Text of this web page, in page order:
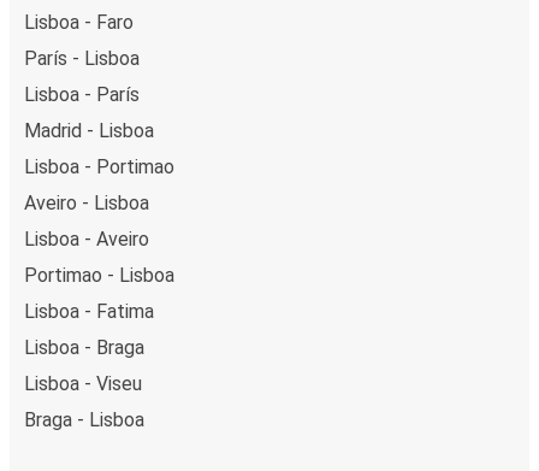
Lisboa - Faro
París - Lisboa
Lisboa - París
Madrid - Lisboa
Lisboa - Portimao
Aveiro - Lisboa
Lisboa - Aveiro
Portimao - Lisboa
Lisboa - Fatima
Lisboa - Braga
Lisboa - Viseu
Braga - Lisboa